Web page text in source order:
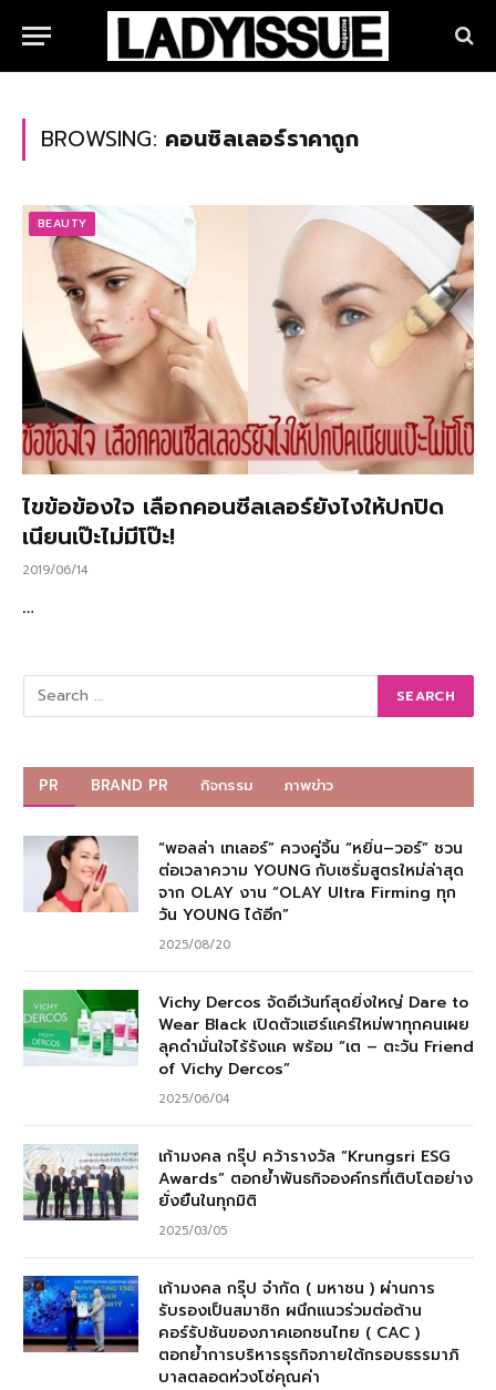
BROWSING: คอนซิลเลอร์ราคาถูก
BEAUTY
ไขข้อข้องใจ เลือกคอนซีลเลอร์ยังไงให้ปกปิด
เนียนเป๊ะไม่มีโป๊ะ!
2019/06/14
…
PR BRAND PR กิจกรรม ภาพข่าว
“พอลล่า เทเลอร์” ควงคู่จิ้น “หยิ่น–วอร์” ชวน
ต่อเวลาความ YOUNG กับเซรั่มสูตรใหม่ล่าสุด
จาก OLAY งาน “OLAY Ultra Firming ทุก
วัน YOUNG ได้อีก”
2025/08/20
Vichy Dercos จัดอีเว้นท์สุดยิ่งใหญ่ Dare to
Wear Black เปิดตัวแฮร์แคร์ใหม่พาทุกคนเผย
ลุคดำมั่นใจไร้รังแค พร้อม “เต – ตะวัน Friend
of Vichy Dercos”
2025/06/04
เก้ามงคล กรุ๊ป คว้ารางวัล “Krungsri ESG
Awards” ตอกย้ำพันธกิจองค์กรที่เติบโตอย่าง
ยั่งยืนในทุกมิติ
2025/03/05
เก้ามงคล กรุ๊ป จำกัด ( มหาชน ) ผ่านการ
รับรองเป็นสมาชิก ผนึกแนวร่วมต่อต้าน
คอร์รัปชันของภาคเอกชนไทย ( CAC )
ตอกย้ำการบริหารธุรกิจภายใต้กรอบธรรมาภิ
บาลตลอดห่วงโซ่คุณค่า